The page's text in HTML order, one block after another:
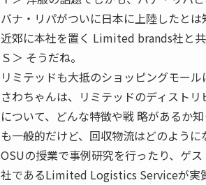
バナ・リパがついに日本に上陸したと
近郊に本社を置く Limited brands社と
Ｓ＞ そうだね。
リミテッドも大抵のショッピングモール
さわちゃんは、リミテッドのディスト
について、どんな特徴や戦 略があるか
も一般的だけど、回収物流はどのように
OSUの授業で事例研究を行ったり、ゲ
社であるLimited Logistics Serviceが実